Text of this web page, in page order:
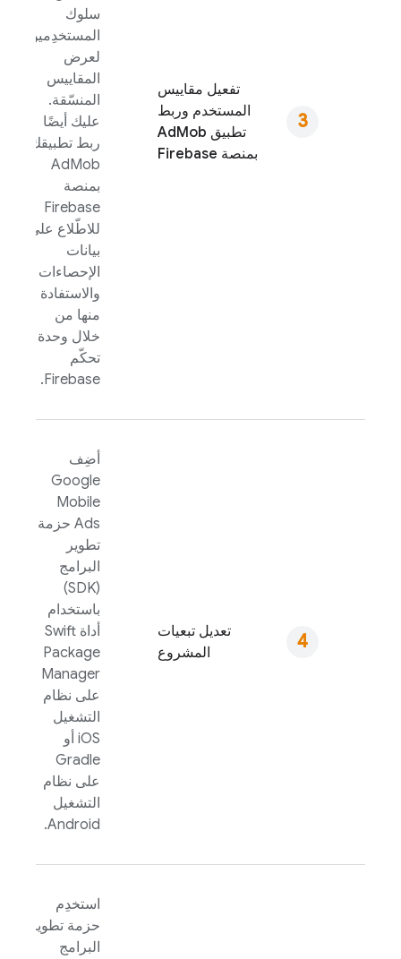
تفعيل مقاييس
المستخدم وربط
تطبيق AdMob
بمنصة Firebase
سلوك
المستخدِمين
لعرض
المقاييس
المنسّقة.
عليك أيضًا
ربط تطبيقك
AdMob
بمنصة
Firebase
للاطّلاع على
بيانات
الإحصاءات
والاستفادة
منها من
خلال وحدة
تحكّم
Firebase
.
تعديل تبعيات
المشروع
أضِف
Google
Mobile
Ads حزمة
تطوير
البرامج
(SDK)
باستخدام
أداة Swift
Package
Manager
على نظام
التشغيل
iOS أو
Gradle
على نظام
التشغيل
Android.
استخدِم
حزمة تطوير
البرامج